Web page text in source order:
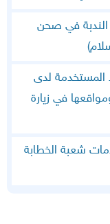
الندبة في صحن
المستخدمة لدى
في زيارة
خدمات شعبة الخطابة